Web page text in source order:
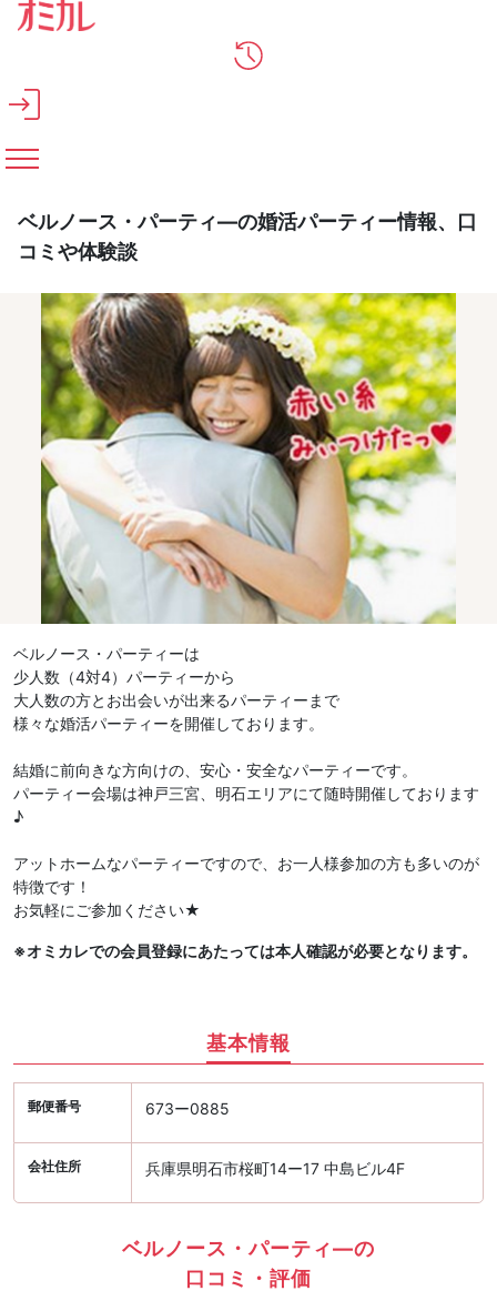
メインコンテンツへスキップ
ベルノース・パーティ―の婚活パーティー情報、口
コミや体験談
ベルノース・パーティーは
少人数（4対4）パーティーから
大人数の方とお出会いが出来るパーティーまで
様々な婚活パーティーを開催しております。
結婚に前向きな方向けの、安心・安全なパーティーです。
パーティー会場は神戸三宮、明石エリアにて随時開催しております
♪
アットホームなパーティーですので、お一人様参加の方も多いのが
特徴です！
お気軽にご参加ください★
※オミカレでの会員登録にあたっては本人確認が必要となります。
基本情報
郵便番号 673ー0885
会社住所 兵庫県明石市桜町14ー17 中島ビル4F
ベルノース・パーティ―の
口コミ・評価